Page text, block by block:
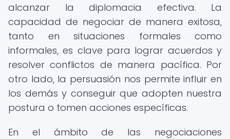
alcanzar la diplomacia efectiva. La
capacidad de negociar de manera exitosa,
tanto en situaciones formales como
informales, es clave para lograr acuerdos y
resolver conflictos de manera pacífica. Por
otro lado, la persuasión nos permite influir en
los demás y conseguir que adopten nuestra
postura o tomen acciones específicas.
En el ámbito de las negociaciones